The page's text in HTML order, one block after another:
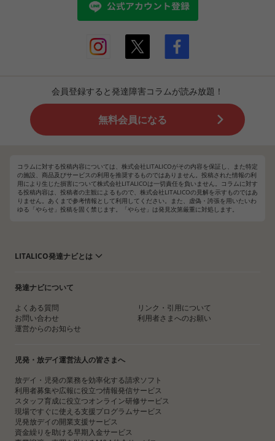
会員登録すると発達障害コラムが読み放題！
無料会員になる
コラムに対する投稿内容については、株式会社LITALICOがその内容を保証し、また特定
の施設、商品及びサービスの利用を推奨するものではありません。投稿された情報の利
用により生じた損害について株式会社LITALICOは一切責任を負いません。コラムに対す
る投稿内容は、投稿者の主観によるもので、株式会社LITALICOの見解を示すものではあ
りません。あくまで参考情報として利用してください。また、虚偽・誇張を用いたいわ
ゆる「やらせ」投稿を固く禁じます。「やらせ」は発見次第厳重に対処します。
LITALICO発達ナビとは
発達ナビについて
よくある質問
お問い合わせ
運営からのお知らせ
リンク・引用について
利用者さまへのお願い
児発・放デイ運営法人の皆さまへ
放デイ・児発の業務を効率化する請求ソフト
利用者募集や広報に役立つ情報発信サービス
スタッフ育成に役立つオンライン研修サービス
現場ですぐに使える支援プログラムサービス
児発放デイの開業支援サービス
資金繰りを助ける早期入金サービス